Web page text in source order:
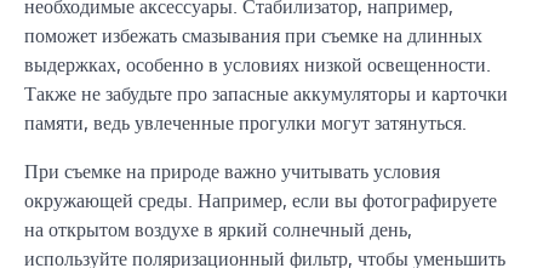
необходимые аксессуары. Стабилизатор, например,
поможет избежать смазывания при съемке на длинных
выдержках, особенно в условиях низкой освещенности.
Также не забудьте про запасные аккумуляторы и карточки
памяти, ведь увлеченные прогулки могут затянуться.
При съемке на природе важно учитывать условия
окружающей среды. Например, если вы фотографируете
на открытом воздухе в яркий солнечный день,
используйте поляризационный фильтр, чтобы уменьшить